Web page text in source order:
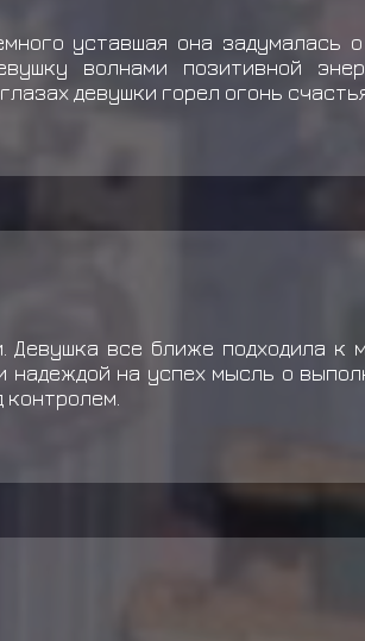
уставшая она задумалась
волнами позитивной
девушки горел огонь
все ближе подходила к
на успех мысль о
контролем.